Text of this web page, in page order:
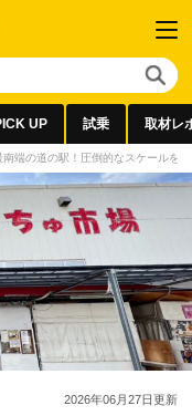
UP 試乗 取材レ
南端の道の駅！圧倒的なスケールを
2026年06月27日更新